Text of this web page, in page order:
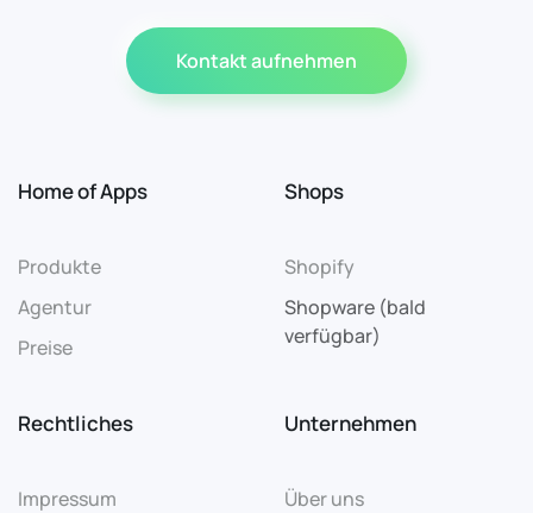
Kontakt aufnehmen
Home of Apps
Produkte
Agentur
Preise
Shops
Shopify
Shopware (bald
verfügbar)
Rechtliches
Impressum
Unternehmen
Über uns